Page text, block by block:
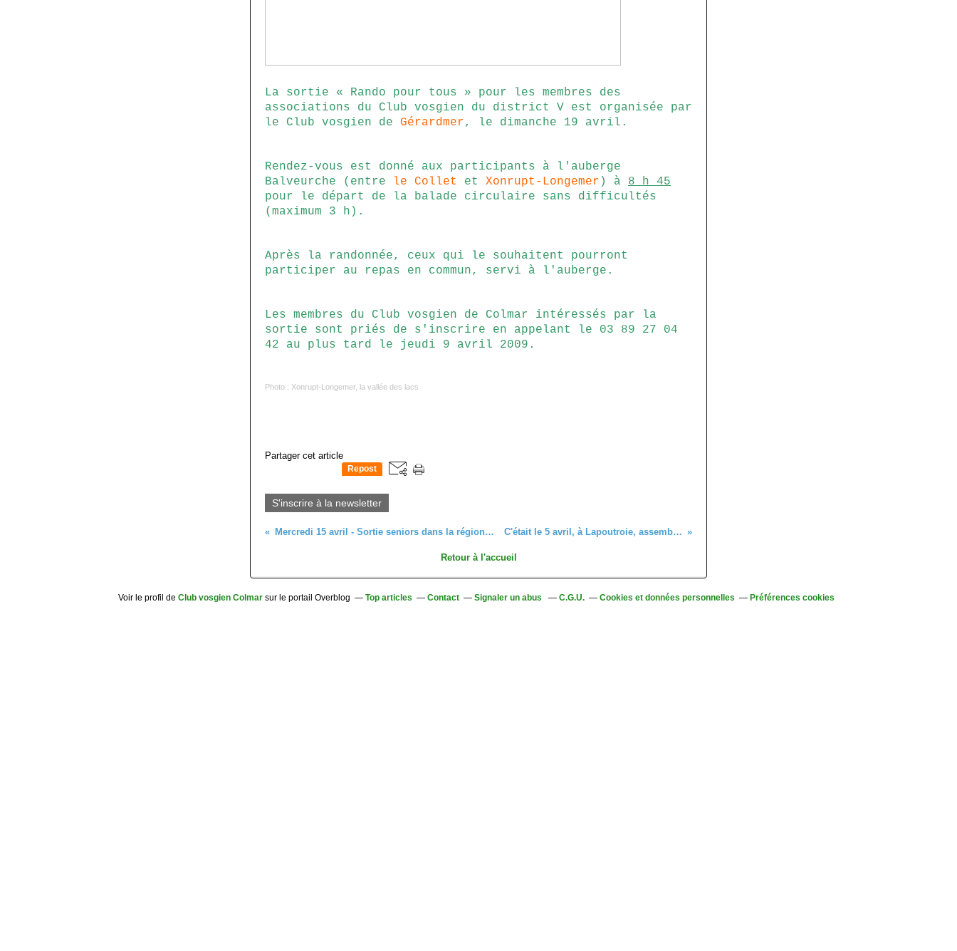
La sortie « Rando pour tous » pour les membres des
associations du Club vosgien du district V est organisée par
le Club vosgien de Gérardmer, le dimanche 19 avril.
Rendez-vous est donné aux participants à l'auberge
Balveurche (entre
le Collet et Xonrupt-Longemer ) à 8 h 45
pour le départ de la balade circulaire sans difficultés
(maximum 3 h).
Après la randonnée, ceux qui le souhaitent pourront
participer au repas en commun, servi à l'auberge.
Les membres du Club vosgien de Colmar intéressés par la
sortie sont priés de s'inscrire en appelant le 03 89 27 04
42 au plus tard le jeudi 9 avril 2009.
Photo : Xonrupt-Longemer, la vallée des lacs
Partager cet article
Repost
S'inscrire à la newsletter
Mercredi 15 avril - Sortie seniors dans la région de Guebwiller C'était le 5 avril, à Lapoutroie, assemblée générale
Retour à l'accueil
Voir le profil de Club vosgien Colmar sur le portail Overblog Top articles Contact Signaler un abus C.G.U. Cookies et données personnelles Préférences cookies